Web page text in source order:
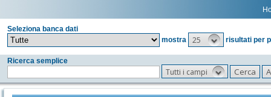
Seleziona banca dati
mostra
25 risultati per
Ricerca semplice
Tutti i campi